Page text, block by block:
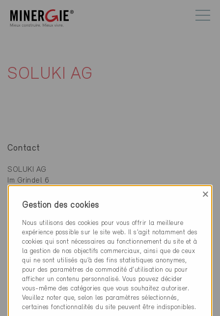
SOLUKI AG
Contact
SOLUKI AG
Im Grindel 6
info@soluki.ch
www.soluki.ch
Catégorie
Gestion des cookies
×
Nous utilisons des cookies pour vous offrir la meilleure
expérience possible sur le site web. Il s'agit notamment des
cookies qui sont nécessaires au fonctionnement du site et à
la gestion de nos objectifs commerciaux, ainsi que de ceux
qui ne sont utilisés qu’à des fins statistiques anonymes,
pour des paramètres de commodité d’utilisation ou pour
afficher un contenu personnalisé. Vous pouvez décider
vous-même des catégories que vous souhaitez autoriser.
Veuillez noter que, selon les paramètres sélectionnés,
certaines fonctionnalités du site peuvent être indisponibles.